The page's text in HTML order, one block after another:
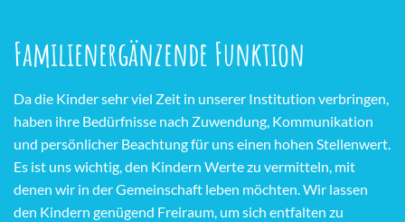
Familienergänzende Funktion
Da die Kinder sehr viel Zeit in unserer Institution verbringen,
haben ihre Bedürfnisse nach Zuwendung, Kommunikation
und persönlicher Beachtung für uns einen hohen Stellenwert.
Es ist uns wichtig, den Kindern Werte zu vermitteln, mit
denen wir in der Gemeinschaft leben möchten. Wir lassen
den Kindern genügend Freiraum, um sich entfalten zu